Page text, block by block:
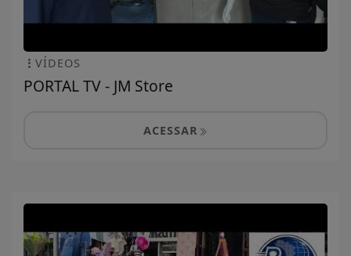
VÍDEOS
PORTAL TV - JM Store
ACESSAR